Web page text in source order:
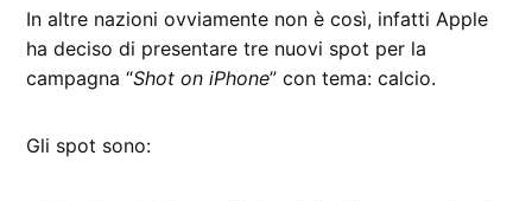
In altre nazioni ovviamente non è così, infatti Apple
ha deciso di presentare tre nuovi spot per la
campagna “Shot on iPhone” con tema: calcio.
Gli spot sono: